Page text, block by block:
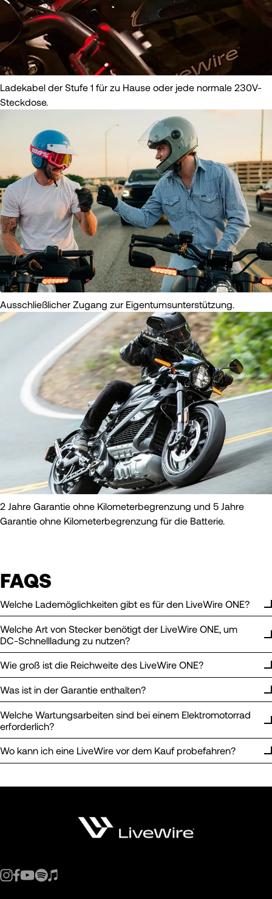
Ladekabel der Stufe 1 für zu Hause oder jede normale 230V-
Steckdose.
Ausschließlicher Zugang zur Eigentumsunterstützung.
2 Jahre Garantie ohne Kilometerbegrenzung und 5 Jahre
Garantie ohne Kilometerbegrenzung für die Batterie.
FAQS
Welche Lademöglichkeiten gibt es für den LiveWire ONE?
Welche Art von Stecker benötigt der LiveWire ONE, um
DC-Schnellladung zu nutzen?
Wie groß ist die Reichweite des LiveWire ONE?
Was ist in der Garantie enthalten?
Welche Wartungsarbeiten sind bei einem Elektromotorrad
erforderlich?
Wo kann ich eine LiveWire vor dem Kauf probefahren?